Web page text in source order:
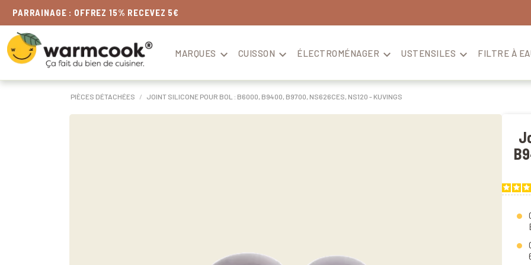
LIVRAISONOFFERTEDÈS 49€
MARQUES  CUISSON  ÉLECTROMÉNAGER  USTENSILES  FILTRE À
PIÈCES DÉTACHÉES JOINT SILICONE POUR BOL : B6000, B9400, B9700, NS626CES, NS120 - KUVINGS